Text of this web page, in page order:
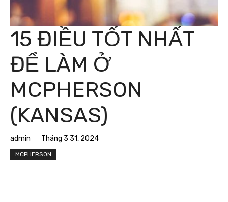
15 ĐIỀU TỐT NHẤT
ĐỂ LÀM Ở
MCPHERSON
(KANSAS)
admin Tháng 3 31, 2024
MCPHERSON